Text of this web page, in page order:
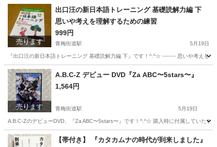
東京 小平市 青梅街道駅 その他 コースター
売ります
出口汪の新日本語トレーニング 基礎読解力編 下
思いや考えを理解するための練習
999円
青梅街道駅 5月19日
『出口汪の新日本語トレーニング 基礎読解力編 下』です！^.^☆ ------- 思いや考えを
東京 小平市 英才教育
売ります
A.B.C-Z デビュー DVD『Za ABC〜5stars〜』
1,564円
青梅街道駅 5月19日
A.B.C-ZのデビューDVD、『Za ABC〜5stars〜』です！^.^☆ 購入時に付属していたも
東京 小平市 青梅街道駅 DVD/ブルーレイ DVD
【帯付き】 『カタカムナの時代が到来しました』